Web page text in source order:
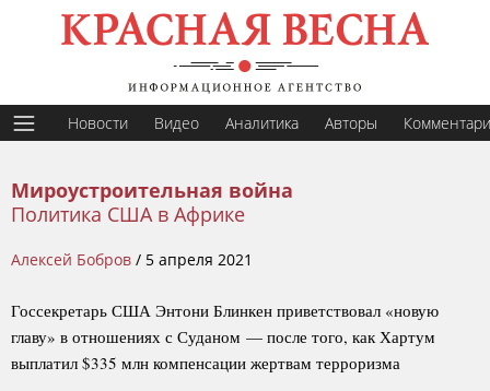
Новости Видео Аналитика Авторы
Мироустроительная война
Политика США в Африке
Алексей Бобров / 5 апреля 2021
Госсекретарь США Энтони Блинкен приветствовал «новую
главу» в отношениях с Суданом — после того, как Хартум
выплатил $335 млн компенсации жертвам терроризма